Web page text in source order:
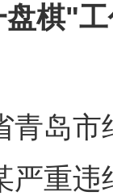
"工
岛市
严重